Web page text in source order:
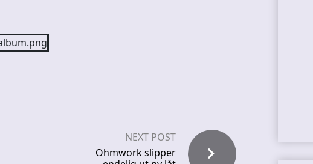
NEXT POST
Ohmwork slipper